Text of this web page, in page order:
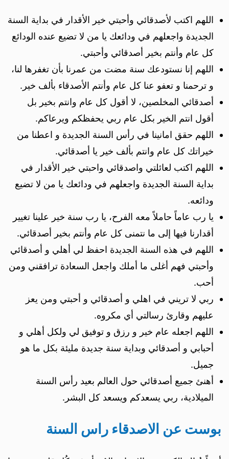
اللهم اكتب لأصدقائي وأحبتي خير الأقدار في بداية السنة
الجديدة واجعلهم في ودائعك يا من لا تضيع عنده الودائع
كل عام وأنتم بخير أصدقائي وأحبتي.
اللهم إنا نستودعك سنة مضت من عمرنا بأن تغفرها لنا،
و ترحمنا و تعفو عنا كل عام وأنتم الأصدقاء بألف خير.
أصدقائي المخلصين، لا أقول كل عام وانتم بخير بل
أقول انتم الخير بكل عام ربي يحفظكم ويرعاكم.
اللهم حقق امانينا في رأس السنة الجديدة و اعطنا من
خيراتك كل عام وانتم بألف خير يا أصدقائي.
اللهم اكتب لعائلتي واصدقائي واحبتي خير الأقدار في
بداية السنة الجديدة واجعلهم في ودائعك يا من لا تضيع
ودائعه.
يا رب عاماً حاملاً معه الفرح، يا رب سنة خير علينا تغيير
أقدارنا فيها إلى ما نتمنى كل عام وأنتم بخير أصدقائي.
اللهم في هذه السنة الجديدة احفظ لي أهلي و أصدقائي
وأحبتي فهم أغلى ما أملك واجعل السعادة ترافقني ومن
أحب.
ربي لا تريني في اهلي و أصدقائي و أحبتي ومن يعز
عليهم وقارئ رسالتي أي مكروه.
اللهم اجعله عام خير و رزق و توفيق لي ولكل أهلي و
أحبابي و أصدقائي وبداية سنة جديدة مليئة بكل ما هو
جميل.
أهنئ جميع أصدقائي حول العالم بعيد رأس السنة
الميلادية، ربي يسعدكم ويسعد كل البشر.
بوست عن الاصدقاء راس السنة